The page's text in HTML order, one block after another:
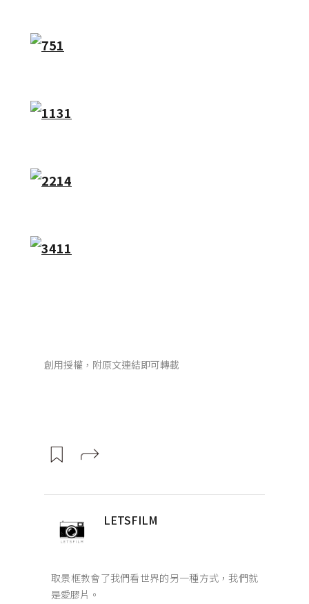
創用授權，附原文連結即可轉載
LETSFILM
取景框教會了我們看世界的另一種方式，我們就
是愛膠片。